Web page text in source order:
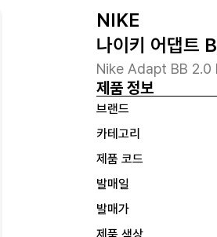
NIKE
나이키 어댑트
Nike Adapt BB
제품 정보
브랜드
카테고리
제품 코드
발매일
발매가